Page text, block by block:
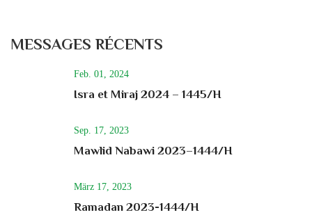
MESSAGES RÉCENTS
Feb. 01, 2024
Isra et Miraj 2024 – 1445/H
Sep. 17, 2023
Mawlid Nabawi 2023–1444/H
März 17, 2023
Ramadan 2023-1444/H